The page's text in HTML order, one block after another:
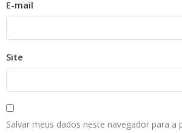
E-mail
Site
Salvar meus dados neste navegador para a